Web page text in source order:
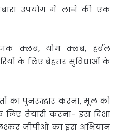
उपयोग में लाने की एक
क्लब, योग क्लब, हर्बल
के लिए बेहतर सुविधाओं के
का पुनरुद्धार करना, मूल को
तैयारी करना- इस दिशा
जीपीओ का इस अभियान